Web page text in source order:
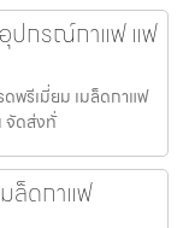
อุปกรณ์กาแฟ แฟ
ดพรีเมี่ยม เมล็ดกาแฟ
จัดส่งทั่
ล็ดกาแฟ